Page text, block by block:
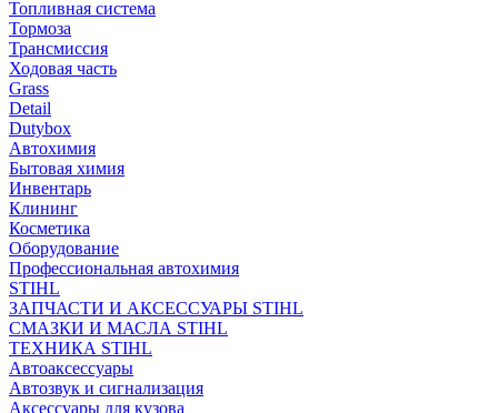
Топливная система
Тормоза
Трансмиссия
Ходовая часть
Grass
Detail
Dutybox
Автохимия
Бытовая химия
Инвентарь
Клининг
Косметика
Оборудование
Профессиональная автохимия
STIHL
ЗАПЧАСТИ И АКСЕССУАРЫ STIHL
СМАЗКИ И МАСЛА STIHL
ТЕХНИКА STIHL
Автоаксессуары
Автозвук и сигнализация
Аксессуары для кузова